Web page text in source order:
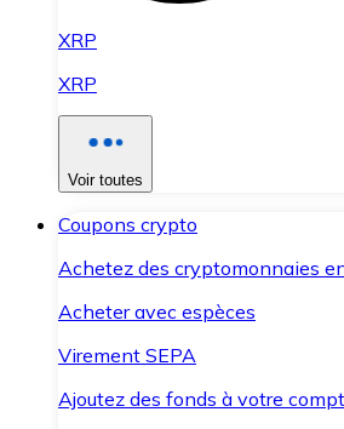
XRP
XRP
Voir toutes
Coupons crypto
Achetez des cryptomonnaies
Acheter avec espèces
Virement SEPA
Ajoutez des fonds à votre